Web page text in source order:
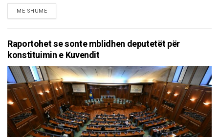
MË SHUMËDETAILS
Raportohet se sonte mblidhen deputetët për
konstituimin e Kuvendit